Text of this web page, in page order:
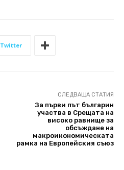
Twitter
СЛЕДВАЩА СТАТИЯ
За първи път българин
участва в Срещата на
високо равнище за
обсъждане на
макроикономическата
рамка на Европейския съюз